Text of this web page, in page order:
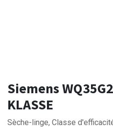
Siemens
KLASSE
Sèche-linge, Classe